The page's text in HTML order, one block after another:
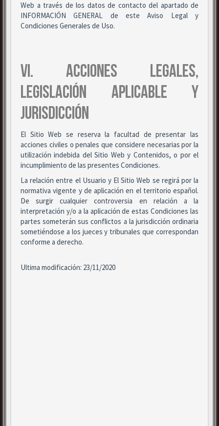
Web a través de los datos de contacto del apartado de
INFORMACIÓN GENERAL de este Aviso Legal y
Condiciones Generales de Uso.
VI. ACCIONES LEGALES,
LEGISLACIÓN APLICABLE Y
JURISDICCIÓN
El Sitio Web se reserva la facultad de presentar las
acciones civiles o penales que considere necesarias por la
utilización indebida del Sitio Web y Contenidos, o por el
incumplimiento de las presentes Condiciones.
La relación entre el Usuario y El Sitio Web se regirá por la
normativa vigente y de aplicación en el territorio español.
De surgir cualquier controversia en relación a la
interpretación y/o a la aplicación de estas Condiciones las
partes someterán sus conflictos a la jurisdicción ordinaria
sometiéndose a los jueces y tribunales que correspondan
conforme a derecho.
Ultima modificación: 23/11/2020